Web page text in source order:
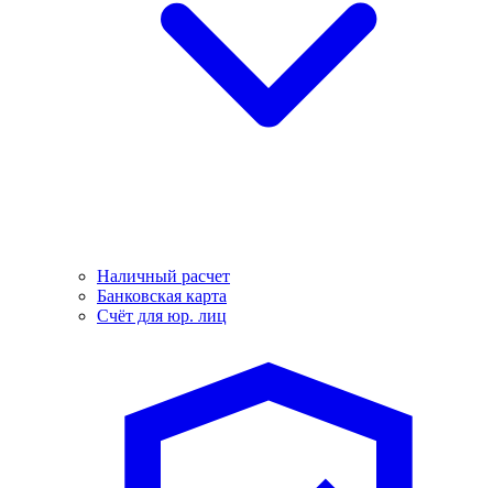
Наличный расчет
Банковская карта
Счёт для юр. лиц